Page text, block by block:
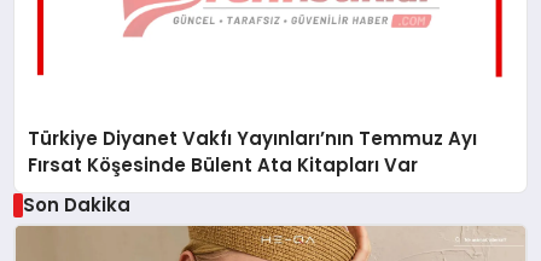
Türkiye Diyanet Vakfı Yayınları’nın Temmuz Ayı
Fırsat Köşesinde Bülent Ata Kitapları Var
Son Dakika